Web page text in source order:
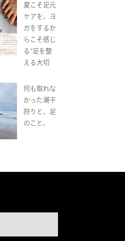
夏こそ足元
ケアを。ヨ
ガをするか
らこそ感じ
る“足を整
える大切
何も取れな
かった潮干
狩りと、足
のこと。